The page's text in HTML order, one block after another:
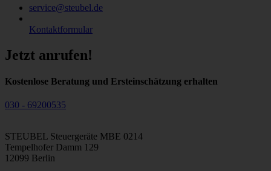
service@steubel.de
Kontaktformular
Jetzt anrufen!
Kostenlose Beratung und Ersteinschätzung erhalten
030 - 69200535
STEUBEL Steuergeräte MBE 0214
Tempelhofer Damm 129
12099 Berlin